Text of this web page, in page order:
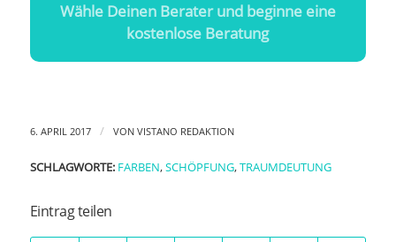
Wähle Deinen Berater und beginne eine
kostenlose Beratung
6. APRIL 2017 / VON VISTANO REDAKTION
SCHLAGWORTE: FARBEN,SCHÖPFUNG,TRAUMDEUTUNG
Eintrag teilen